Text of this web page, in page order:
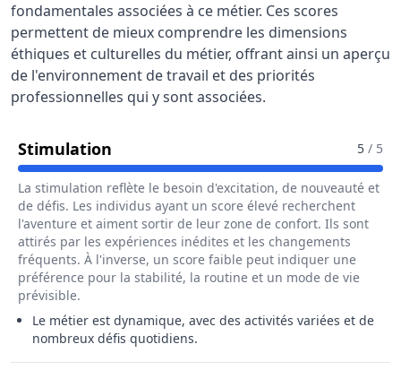
fondamentales associées à ce métier. Ces scores
permettent de mieux comprendre les dimensions
éthiques et culturelles du métier, offrant ainsi un aperçu
de l'environnement de travail et des priorités
professionnelles qui y sont associées.
Stimulation Pour Le Métier De Préparateur /
5 / 5
La stimulation reflète le besoin d'excitation, de nouveauté et
de défis. Les individus ayant un score élevé recherchent
l'aventure et aiment sortir de leur zone de confort. Ils sont
attirés par les expériences inédites et les changements
fréquents. À l'inverse, un score faible peut indiquer une
préférence pour la stabilité, la routine et un mode de vie
prévisible.
Le métier est dynamique, avec des activités variées et de
nombreux défis quotidiens.